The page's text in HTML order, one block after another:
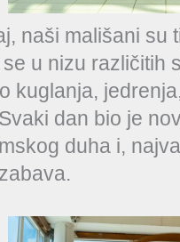
naši mališani su
u nizu različitih
kuglanja,
dan bio je
duha i,